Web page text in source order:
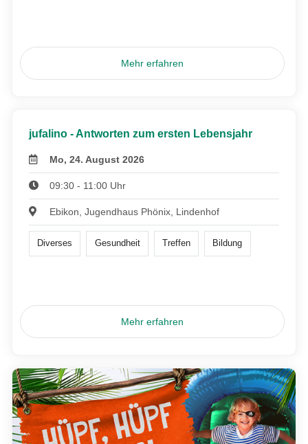
Mehr erfahren
jufalino - Antworten zum ersten Lebensjahr
Mo, 24. August 2026
09:30 - 11:00 Uhr
Ebikon, Jugendhaus Phönix, Lindenhof
Diverses Gesundheit Treffen Bildung
Mehr erfahren